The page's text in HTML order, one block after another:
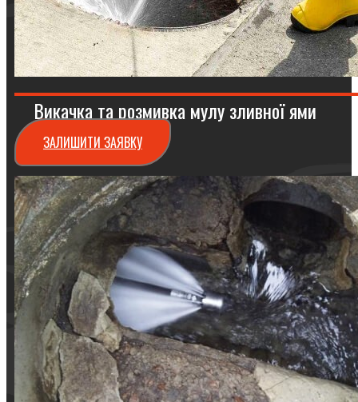
Викачка та розмивка мулу зливної ями
ЗАЛИШИТИ ЗАЯВКУ